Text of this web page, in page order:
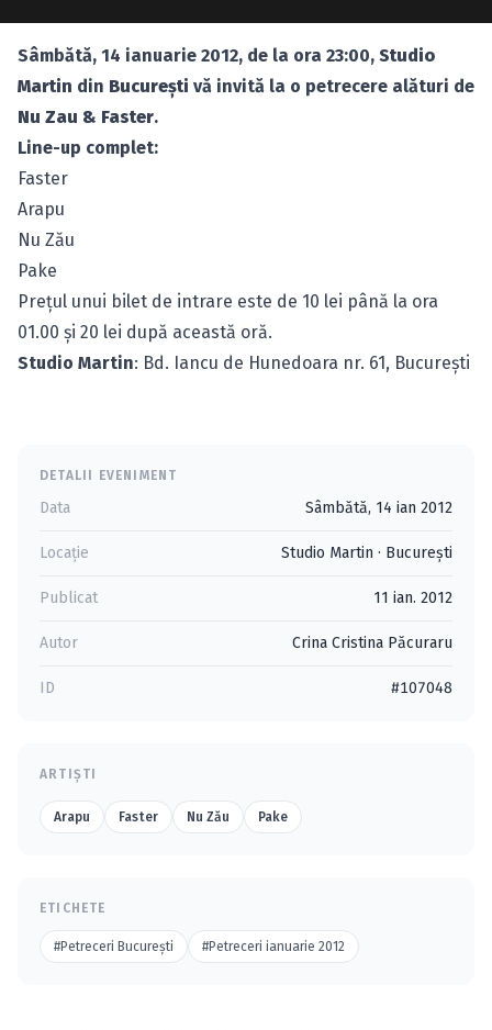
Sâmbătă, 14 ianuarie 2012, de la ora 23:00, Studio
Martin din Bucureşti vă invită la o petrecere alături de
Nu Zau & Faster.
Line-up complet:
Faster
Arapu
Nu Zău
Pake
Preţul unui bilet de intrare este de 10 lei până la ora
01.00 şi 20 lei după această oră.
Studio Martin: Bd. Iancu de Hunedoara nr. 61, Bucureşti
DETALII EVENIMENT
Data Sâmbătă, 14 ian 2012
Locație Studio Martin · Bucureşti
Publicat 11 ian. 2012
Autor Crina Cristina Păcuraru
ID #107048
ARTIȘTI
Arapu Faster Nu Zău Pake
ETICHETE
#Petreceri Bucureşti #Petreceri ianuarie 2012